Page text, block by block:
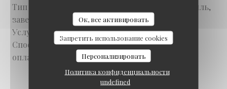
Ок, все активировать
Запретить использование cookies
Персонализировать
Политика конфиденциальности
undefined
Тип
заведения
Увезти, Steack House, Ресторан-гриль,
Ресторан
Услуги
Сад, ВАЙ-ФАЙ, Ешьте или уходите
Способы
оплаты
Apple Pay, виза, Маэстро, Eurocard /
Mastercard, Дебетовая карточка,
Денежные средства
Braai Shack Restaurant